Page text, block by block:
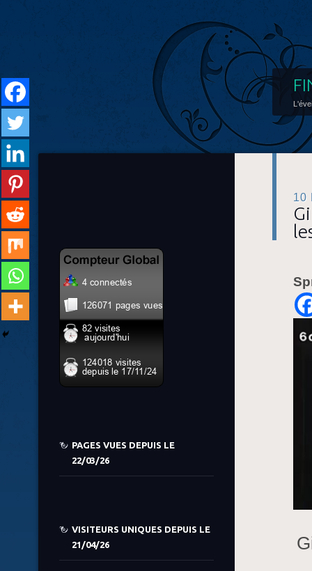
10
PAGES VUES DEPUIS LE
22/03/26
VISITEURS UNIQUES DEPUIS LE
21/04/26